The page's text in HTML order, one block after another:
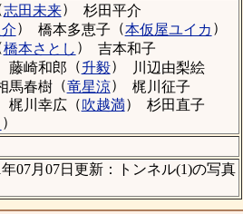
志田未来）
杉田平介
） 橋本多恵子 （本仮屋ユイカ ）
橋本さとし ）
吉本和子
藤崎和郎 （升毅）
川辺由梨絵
馬春樹（竜星涼）
梶川征子
梶川幸広（吹越満）
杉田直子
）
年07月07日更新：トンネル(1)の写真